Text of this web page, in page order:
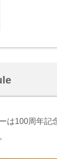
は100周年記